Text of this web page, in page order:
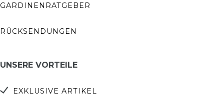
GARDINENRATGEBER
RÜCKSENDUNGEN
UNSERE VORTEILE
EXKLUSIVE ARTIKEL